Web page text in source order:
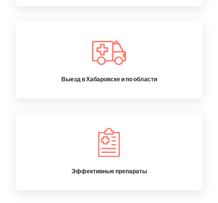
Выезд в Хабаровске и по области
Эффективные препараты